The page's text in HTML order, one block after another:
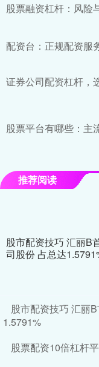
股票融资杠杆：风险
配资台：正规配资服
证券公司配资杠杆，
股票平台有哪些：主
推荐阅读
股市配资技巧 汇丽B
司股份 占总达
股市配资技巧 汇丽
1.5791%
股票配资10倍杠杆